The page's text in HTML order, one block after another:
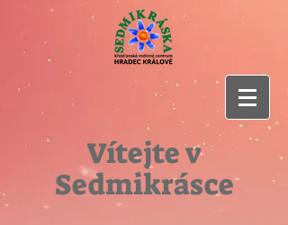
Vítejte v
Sedmikrásce